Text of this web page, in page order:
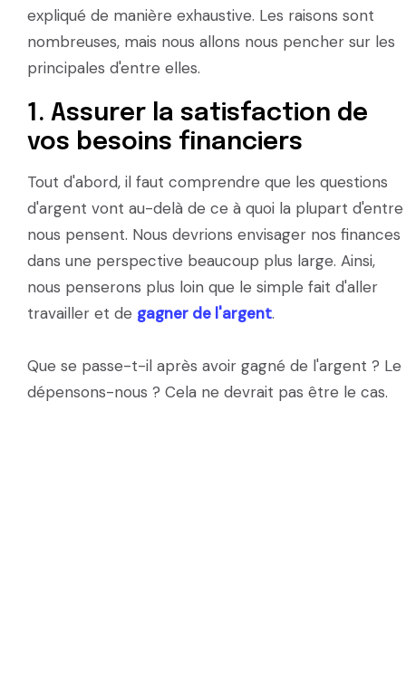
expliqué de manière exhaustive. Les raisons sont
nombreuses, mais nous allons nous pencher sur les
principales d'entre elles.
1. Assurer la satisfaction de
vos besoins financiers
Tout d'abord, il faut comprendre que les questions
d'argent vont au-delà de ce à quoi la plupart d'entre
nous pensent. Nous devrions envisager nos finances
dans une perspective beaucoup plus large. Ainsi,
nous penserons plus loin que le simple fait d'aller
travailler et de gagner de l'argent.
Que se passe-t-il après avoir gagné de l'argent ? Le
dépensons-nous ? Cela ne devrait pas être le cas.